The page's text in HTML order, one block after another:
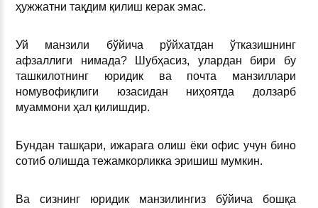
ҳужжатни тақдим қилиш керак эмас.
Уй манзили бўйича рўйхатдан ўтказишнинг
афзаллиги нимада? Шубҳасиз, улардан бири бу
ташкилотнинг юридик ва почта манзиллари
номувофиқлиги юзасидан ниҳоятда долзарб
муаммони ҳал қилишдир.
Бундан ташқари, ижарага олиш ёки офис учун бино
сотиб олишда тежамкорликка эришиш мумкин.
Ва сизнинг юридик манзилингиз бўйича бошқа